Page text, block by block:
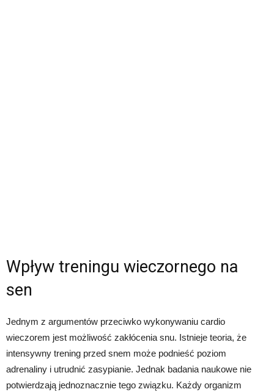
Wpływ treningu wieczornego na
sen
Jednym z argumentów przeciwko wykonywaniu cardio
wieczorem jest możliwość zakłócenia snu. Istnieje teoria, że
intensywny trening przed snem może podnieść poziom
adrenaliny i utrudnić zasypianie. Jednak badania naukowe nie
potwierdzają jednoznacznie tego związku. Każdy organizm